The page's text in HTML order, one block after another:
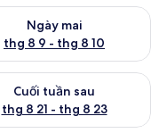
- thg 8 9
Ngày mai
thg 8 9 - thg 8 10
lượng phòng ngày
8 14 - thg 8 16
Cuối tuần sau
thg 8 21 - thg 8 23
lượng phòng cuối